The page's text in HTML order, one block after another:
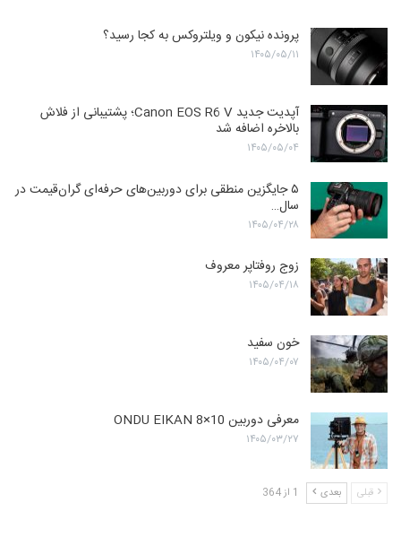
پرونده نیکون و ویلتروکس به کجا رسید؟
۱۴۰۵/۰۵/۱۱
آپدیت جدید Canon EOS R6 V؛ پشتیبانی از فلاش
بالاخره اضافه شد
۱۴۰۵/۰۵/۰۴
۵ جایگزین منطقی برای دوربین‌های حرفه‌ای گران‌قیمت در
سال…
۱۴۰۵/۰۴/۲۸
زوج روفتاپر معروف
۱۴۰۵/۰۴/۱۸
خون سفید
۱۴۰۵/۰۴/۰۷
معرفی دوربین ONDU EIKAN 8×10
۱۴۰۵/۰۳/۲۷
قبلی بعدی 1 از 364